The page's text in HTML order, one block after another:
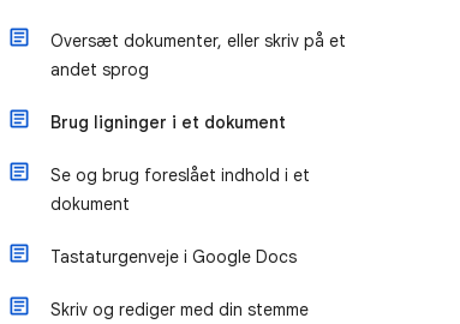
Oversæt dokumenter, eller skriv på et
andet sprog
Brug ligninger i et dokument
Se og brug foreslået indhold i et
dokument
Tastaturgenveje i Google Docs
Skriv og rediger med din stemme